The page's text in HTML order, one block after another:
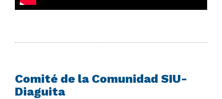
Comité de la Comunidad SIU-
Diaguita